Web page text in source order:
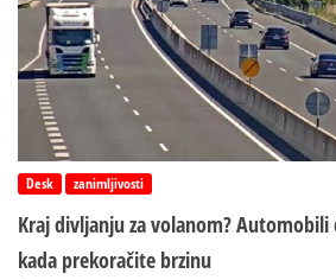
Desk zanimljivosti
Kraj divljanju za volanom?
kada prekoračite brzinu